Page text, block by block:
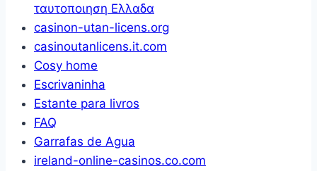
ταυτοποιηση Ελλαδα
casinon-utan-licens.org
casinoutanlicens.it.com
Cosy home
Escrivaninha
Estante para livros
FAQ
Garrafas de Agua
ireland-online-casinos.co.com